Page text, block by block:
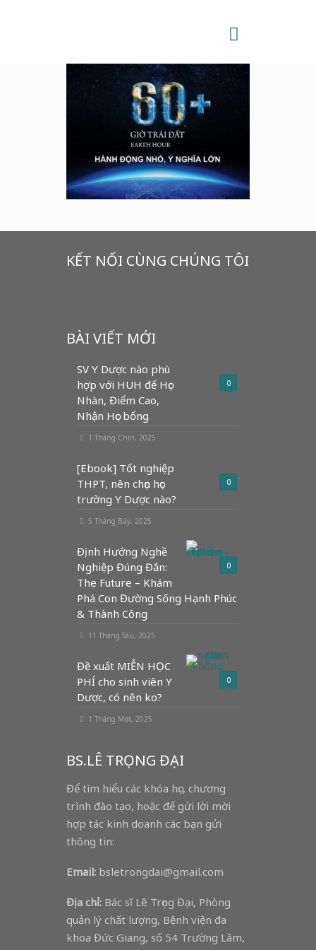
KẾT NỐI CÙNG CHÚNG TÔI
BÀI VIẾT MỚI
0
SV Y Dược nào phù
hợp với HUH để Học
Nhàn, Điểm Cao,
Nhận Học bổng
1 Tháng Chín, 2025
0
[Ebook] Tốt nghiệp
THPT, nên chọn học
trường Y Dược nào?
5 Tháng Bảy, 2025
0
Định Hướng Nghề
Nghiệp Đúng Đắn:
The Future – Khám
Phá Con Đường Sống Hạnh Phúc
& Thành Công
11 Tháng Sáu, 2025
0
Đề xuất MIỄN HỌC
PHÍ cho sinh viên Y
Dược, có nên ko?
1 Tháng Một, 2025
BS.LÊ TRỌNG ĐẠI
Để tìm hiểu các khóa học, chương
trình đào tạo, hoặc để gửi lời mời
hợp tác kinh doanh các bạn gửi
thông tin:
Email: bsletrongdai@gmail.com
Địa chỉ: Bác sĩ Lê Trọng Đại, Phòng
quản lý chất lượng, Bệnh viện đa
khoa Đức Giang, số 54 Trường Lâm,